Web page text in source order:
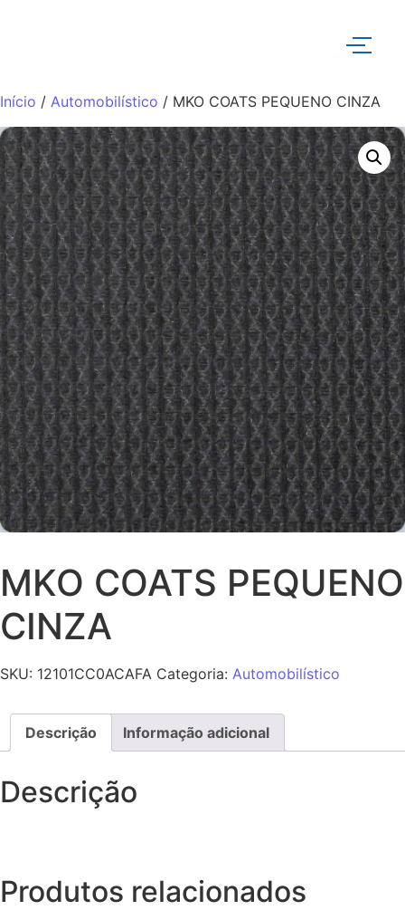
Início / Automobilístico / MKO COATS PEQUENO CINZA
MKO COATS PEQUENO
CINZA
SKU: 12101CC0ACAFA Categoria: Automobilístico
Descrição Informação adicional
Descrição
Produtos relacionados